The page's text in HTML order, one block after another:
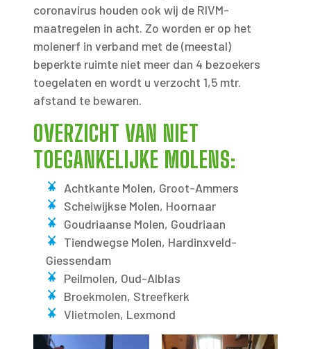
coronavirus houden ook wij de RIVM-
maatregelen in acht. Zo worden er op het
molenerf in verband met de (meestal)
beperkte ruimte niet meer dan 4 bezoekers
toegelaten en wordt u verzocht 1,5 mtr.
afstand te bewaren.
OVERZICHT VAN NIET
TOEGANKELIJKE MOLENS:
Achtkante Molen, Groot-Ammers
Scheiwijkse Molen, Hoornaar
Goudriaanse Molen, Goudriaan
Tiendwegse Molen, Hardinxveld-
Giessendam
Peilmolen, Oud-Alblas
Broekmolen, Streefkerk
Vlietmolen, Lexmond